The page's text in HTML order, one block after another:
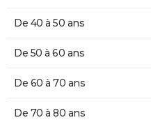
De 40 à 50 ans
De 50 à 60 ans
De 60 à 70 ans
De 70 à 80 ans